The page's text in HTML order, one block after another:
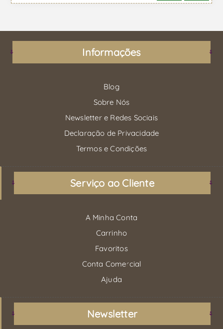
Informações
Blog
Sobre Nós
Newsletter e Redes Sociais
Declaração de Privacidade
Termos e Condições
Serviço ao Cliente
A Minha Conta
Carrinho
Favoritos
Conta Comercial
Ajuda
Newsletter